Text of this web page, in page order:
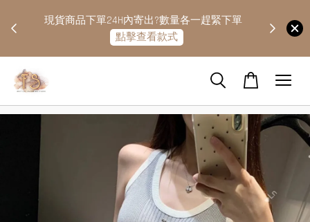
現貨商品下單24H內寄出?數量各一趕緊下單
點擊查看款式